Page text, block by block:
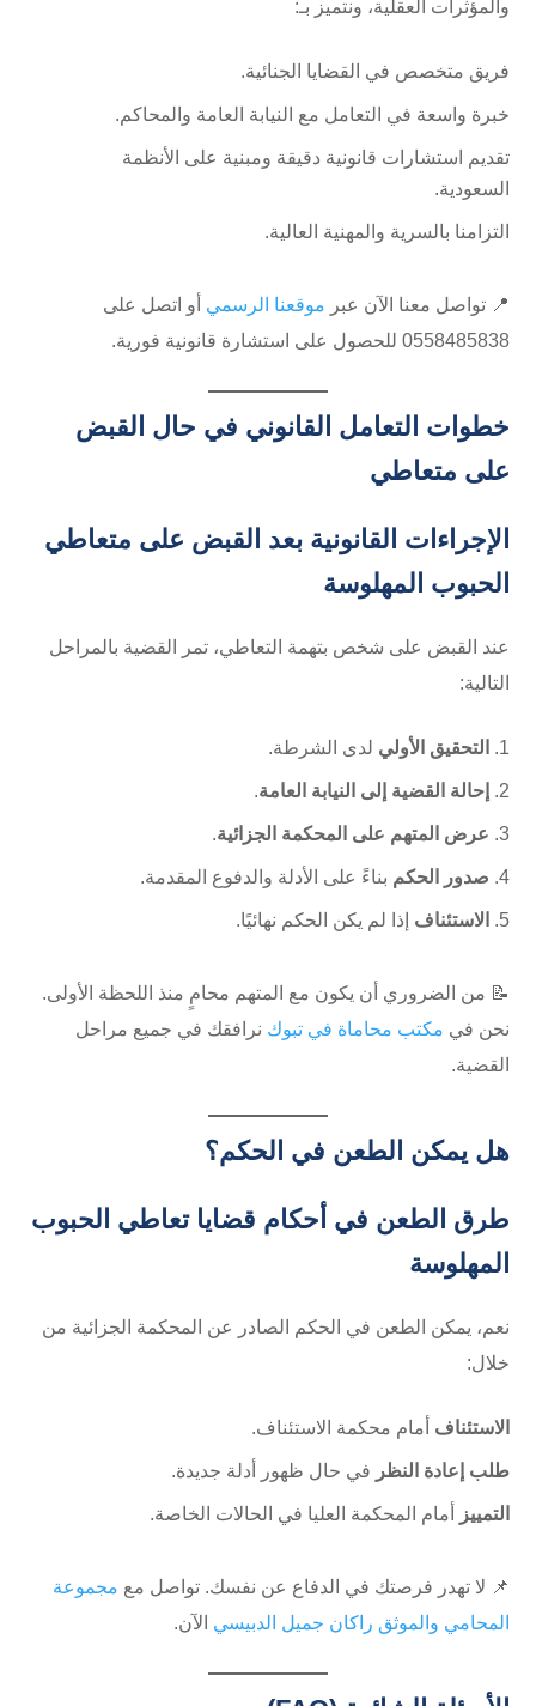
والمؤثرات العقلية، ونتميز بـ:
فريق متخصص في القضايا الجنائية.
خبرة واسعة في التعامل مع النيابة العامة والمحاكم.
تقديم استشارات قانونية دقيقة ومبنية على الأنظمة
السعودية.
التزامنا بالسرية والمهنية العالية.
📍 تواصل معنا الآن عبر موقعنا الرسمي أو اتصل على
⁦0558485838⁩ للحصول على استشارة قانونية فورية.
خطوات التعامل القانوني في حال القبض
على متعاطي
الإجراءات القانونية بعد القبض على متعاطي
الحبوب المهلوسة
عند القبض على شخص بتهمة التعاطي، تمر القضية بالمراحل
التالية:
التحقيق الأولي لدى الشرطة.
إحالة القضية إلى النيابة العامة.
عرض المتهم على المحكمة الجزائية.
صدور الحكم بناءً على الأدلة والدفوع المقدمة.
الاستئناف إذا لم يكن الحكم نهائيًا.
📝 من الضروري أن يكون مع المتهم محامٍ منذ اللحظة الأولى.
نحن في مكتب محاماة في تبوك نرافقك في جميع مراحل
القضية.
هل يمكن الطعن في الحكم؟
طرق الطعن في أحكام قضايا تعاطي الحبوب
المهلوسة
نعم، يمكن الطعن في الحكم الصادر عن المحكمة الجزائية من
خلال:
الاستئناف أمام محكمة الاستئناف.
طلب إعادة النظر في حال ظهور أدلة جديدة.
التمييز أمام المحكمة العليا في الحالات الخاصة.
📌 لا تهدر فرصتك في الدفاع عن نفسك. تواصل مع مجموعة
المحامي والموثق راكان جميل الدبيسي الآن.